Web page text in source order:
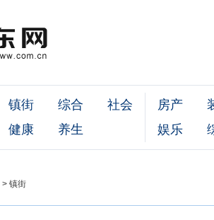
镇街 综合
社会
健康 养生
房产
娱乐
> 镇街